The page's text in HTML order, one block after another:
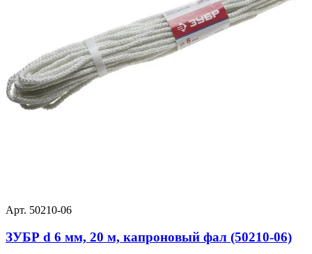
Арт. 50210-06
ЗУБР d 6 мм, 20 м, капроновый фал (50210-06)